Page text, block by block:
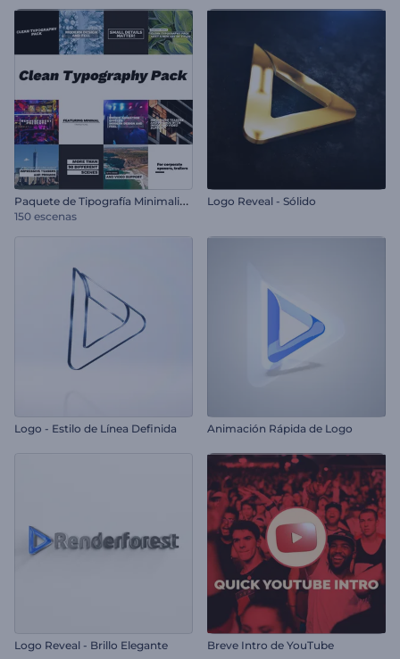
P
aquete de Tipografía Minimalista
150 escenas
Logo Reveal - Sólido
Logo - Estilo de Línea Definida Animación Rápida de Logo
Logo Reveal - Brillo Elegante Breve Intro de YouTube